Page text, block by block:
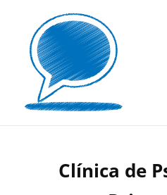
content
Clínica de